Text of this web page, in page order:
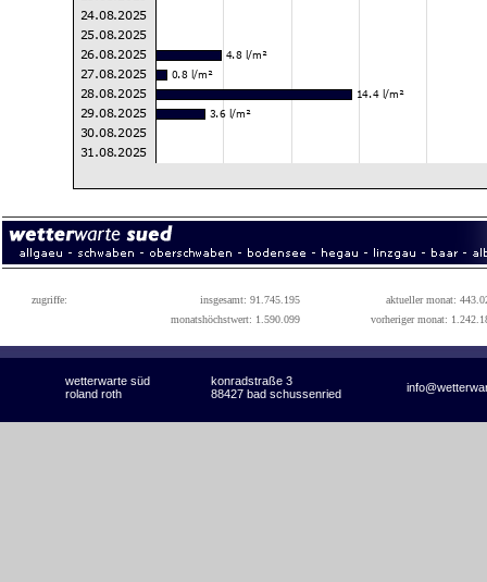
zugriffe: insgesamt: 91.745.195
aktueller monat:
monatshöchstwert: 1.590.099
vorheriger monat:
wetterwarte süd konradstraße 3
roland roth 88427 bad schussenried